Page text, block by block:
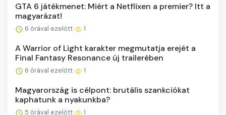
GTA 6 játékmenet: Miért a Netflixen a premier? Itt a
magyarázat!
6 órával ezelőtt 1
A Warrior of Light karakter megmutatja erejét a
Final Fantasy Resonance új trailerében
6 órával ezelőtt 1
Magyarország is célpont: brutális szankciókat
kaphatunk a nyakunkba?
5 órával ezelőtt 1